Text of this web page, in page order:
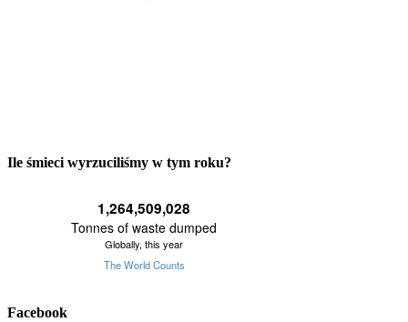
Ile śmieci wyrzuciliśmy w tym roku?
Facebook